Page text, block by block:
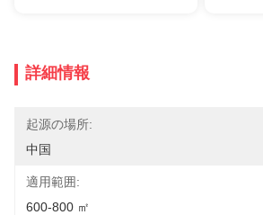
詳細情報
起源の場所:
中国
適用範囲:
600-800 ㎡